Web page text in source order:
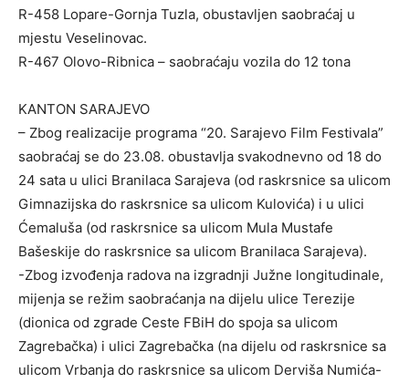
R-458 Lopare-Gornja Tuzla, obustavljen saobraćaj u
mjestu Veselinovac.
R-467 Olovo-Ribnica – saobraćaju vozila do 12 tona
KANTON SARAJEVO
– Zbog realizacije programa “20. Sarajevo Film Festivala”
saobraćaj se do 23.08. obustavlja svakodnevno od 18 do
24 sata u ulici Branilaca Sarajeva (od raskrsnice sa ulicom
Gimnazijska do raskrsnice sa ulicom Kulovića) i u ulici
Ćemaluša (od raskrsnice sa ulicom Mula Mustafe
Bašeskije do raskrsnice sa ulicom Branilaca Sarajeva).
-Zbog izvođenja radova na izgradnji Južne longitudinale,
mijenja se režim saobraćanja na dijelu ulice Terezije
(dionica od zgrade Ceste FBiH do spoja sa ulicom
Zagrebačka) i ulici Zagrebačka (na dijelu od raskrsnice sa
ulicom Vrbanja do raskrsnice sa ulicom Derviša Numića-